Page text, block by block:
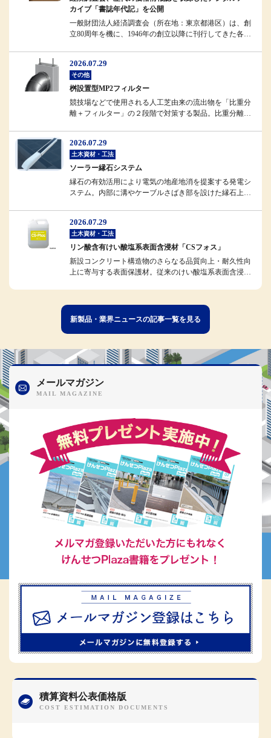
カイブ「書誌年代記」を公開
一般財団法人経済調査会（所在地：東京都港区）は、創
立80周年を機に、1946年の創立以降に刊行してきた各種
2026.07.29
その他
桝設置型MP2フィルター
競技場などで使用される人工芝由来の流出物を「比重分
離＋フィルター」の２段階で対策する製品。比重分離に
2026.07.29
土木資材・工法
ソーラー縁石システム
縁石の有効活用により電気の地産地消を提案する発電シ
ステム。内部に溝やケーブルさばき部を設けた縁石上部
2026.07.29
土木資材・工法
リン酸含有けい酸塩系表面含浸材「CSフォス」
新設コンクリート構造物のさらなる品質向上・耐久性向
上に寄与する表面保護材。従来のけい酸塩系表面含浸材
新製品・業界ニュースの記事一覧を見る
メールマガジン
積算資料公表価格版